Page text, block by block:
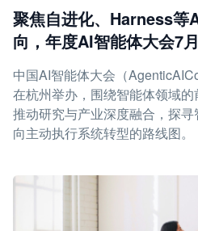
聚焦自进化、Harness等
向，年度AI智能体大会7
中国AI智能体大会（
在杭州举办，围绕智能体领域
推动研究与产业深度融合，探
向主动执行系统转型的路线图。